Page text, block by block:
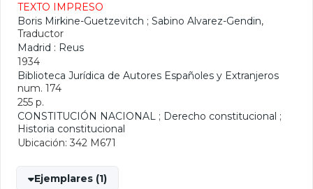
TEXTO IMPRESO
Boris Mirkine-Guetzevitch ; Sabino Alvarez-Gendin,
Traductor
Madrid : Reus
1934
Biblioteca Jurídica de Autores Españoles y Extranjeros
num. 174
255 p.
CONSTITUCIÓN NACIONAL ; Derecho constitucional ;
Historia constitucional
Ubicación: 342 M671
Ejemplares (1)